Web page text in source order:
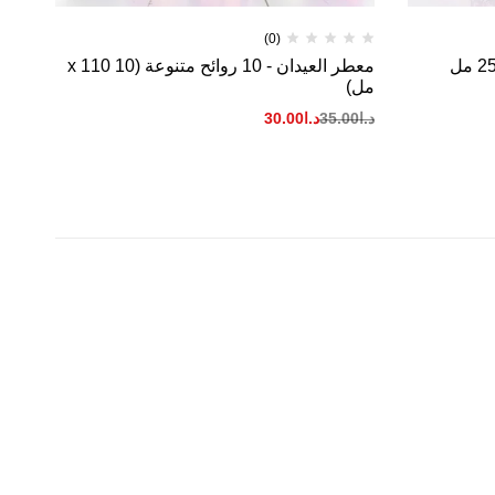
(0)
معطر العيدان - 10 روائح متنوعة (10 x 110
مل)
د.ا35.00د.ا30.00